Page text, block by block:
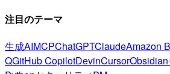
注目のテーマ
生成AIMCPChatGPTClaudeAmazon
QGitHub CopilotDevinCursorObsidian